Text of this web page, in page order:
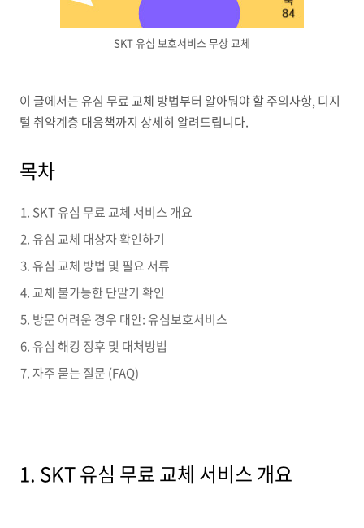
SKT 유심 보호서비스 무상 교체
이 글에서는 유심 무료 교체 방법부터 알아둬야 할 주의사항, 디지
털 취약계층 대응책까지 상세히 알려드립니다.
목차
SKT 유심 무료 교체 서비스 개요
유심 교체 대상자 확인하기
유심 교체 방법 및 필요 서류
교체 불가능한 단말기 확인
방문 어려운 경우 대안: 유심보호서비스
유심 해킹 징후 및 대처방법
자주 묻는 질문 (FAQ)
1. SKT 유심 무료 교체 서비스 개요